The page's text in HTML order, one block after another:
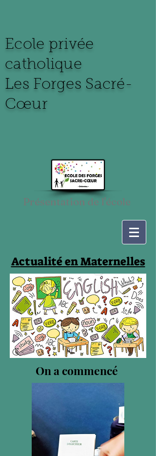
Ecole privée
catholique
Les Forges Sacré-
Cœur
Présentation de l'école
Actualité en Maternelles
On a commencé